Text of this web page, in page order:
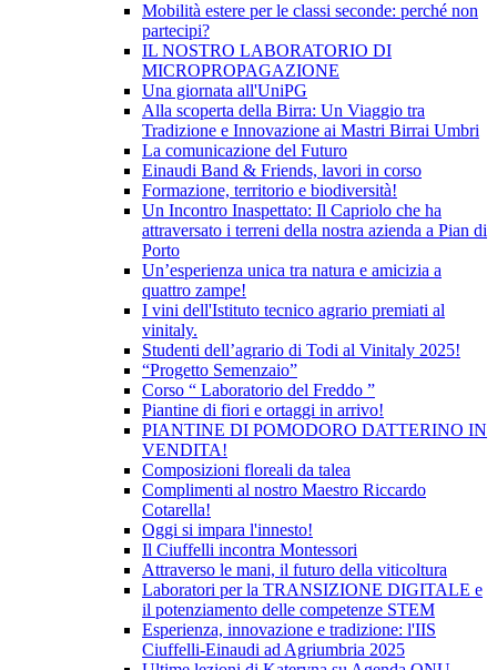
Mobilità estere per le classi seconde: perché non
partecipi?
IL NOSTRO LABORATORIO DI
MICROPROPAGAZIONE
Una giornata all'UniPG
Alla scoperta della Birra: Un Viaggio tra
Tradizione e Innovazione ai Mastri Birrai Umbri
La comunicazione del Futuro
Einaudi Band & Friends, lavori in corso
Formazione, territorio e biodiversità!
Un Incontro Inaspettato: Il Capriolo che ha
attraversato i terreni della nostra azienda a Pian di
Porto
Un’esperienza unica tra natura e amicizia a
quattro zampe!
I vini dell'Istituto tecnico agrario premiati al
vinitaly.
Studenti dell’agrario di Todi al Vinitaly 2025!
“Progetto Semenzaio”
Corso “ Laboratorio del Freddo ”
Piantine di fiori e ortaggi in arrivo!
PIANTINE DI POMODORO DATTERINO IN
VENDITA!
Composizioni floreali da talea
Complimenti al nostro Maestro Riccardo
Cotarella!
Oggi si impara l'innesto!
Il Ciuffelli incontra Montessori
Attraverso le mani, il futuro della viticoltura
Laboratori per la TRANSIZIONE DIGITALE e
il potenziamento delle competenze STEM
Esperienza, innovazione e tradizione: l'IIS
Ciuffelli-Einaudi ad Agriumbria 2025